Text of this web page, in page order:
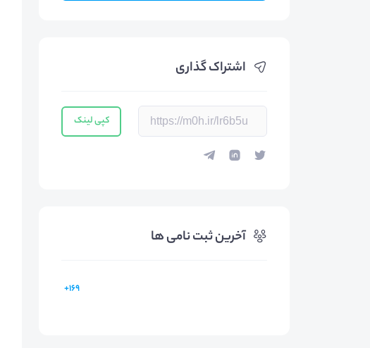
اشتراک گذاری
کپی لینک
آخرین ثبت نامی ها
169+